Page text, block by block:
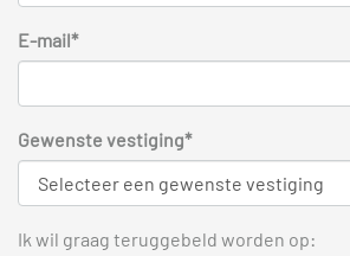
E-mail*
Gewenste vestiging*
Ik wil graag teruggebeld worden op: